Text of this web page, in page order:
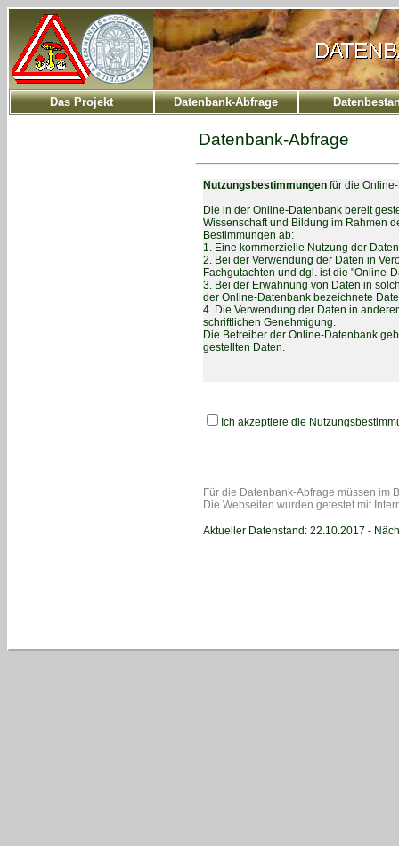
Das Projekt Datenbank-Abfrage
Datenbank-Abfrage
Nutzungsbestimmungen für die
Die in der Online-Datenbank bereit
Wissenschaft und Bildung im Rahmen
Bestimmungen ab:
1. Eine kommerzielle Nutzung der
2. Bei der Verwendung der Daten in
Fachgutachten und dgl. ist die "Online-
3. Bei der Erwähnung von Daten in
der Online-Datenbank bezeichnete
4. Die Verwendung der Daten in
schriftlichen Genehmigung.
Die Betreiber der Online-Datenbank
gestellten Daten.
Für die Datenbank-Abfrage müssen im
Die Webseiten wurden getestet mit
Aktueller Datenstand: 22.10.2017 -
Ich akzeptiere die